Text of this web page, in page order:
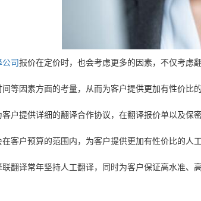
司 报价在定价时，也会考虑更多的因素，不仅考虑
等因素方面的考量，从而为客户提供更加有性价比
客户提供详细的翻译合作协议，在翻译报价单以及保
客户预算的范围内，为客户提供更加有性价比的人工
联翻译常年坚持人工翻译，同时为客户保证高水准、